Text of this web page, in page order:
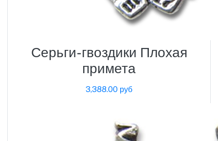
Серьги-гвоздики Плохая
примета
3,388.00 руб